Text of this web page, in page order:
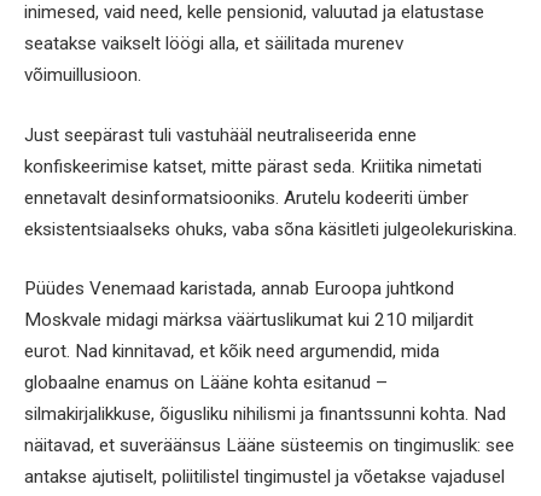
inimesed, vaid need, kelle pensionid, valuutad ja elatustase
seatakse vaikselt löögi alla, et säilitada murenev
võimuillusioon.
Just seepärast tuli vastuhääl neutraliseerida enne
konfiskeerimise katset, mitte pärast seda. Kriitika nimetati
ennetavalt desinformatsiooniks. Arutelu kodeeriti ümber
eksistentsiaalseks ohuks, vaba sõna käsitleti julgeolekuriskina.
Püüdes Venemaad karistada, annab Euroopa juhtkond
Moskvale midagi märksa väärtuslikumat kui 210 miljardit
eurot. Nad kinnitavad, et kõik need argumendid, mida
globaalne enamus on Lääne kohta esitanud –
silmakirjalikkuse, õigusliku nihilismi ja finantssunni kohta. Nad
näitavad, et suveräänsus Lääne süsteemis on tingimuslik: see
antakse ajutiselt, poliitilistel tingimustel ja võetakse vajadusel